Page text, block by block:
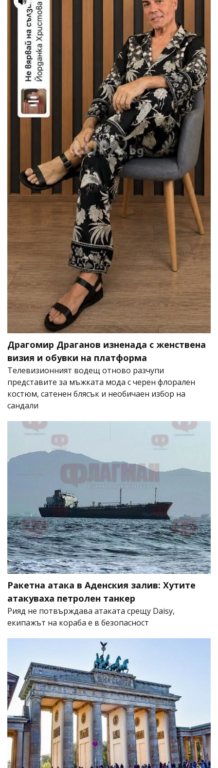
Драгомир Драганов изненада с женствена
визия и обувки на платформа
Телевизионният водещ отново разчупи
представите за мъжката мода с черен флорален
костюм, сатенен блясък и необичаен избор на
сандали
Ракетна атака в Аденския залив: Хутите
атакуваха петролен танкер
Рияд не потвърждава атаката срещу Daisy,
екипажът на кораба е в безопасност